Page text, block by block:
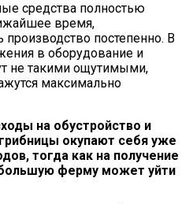
средства полностью
время,
постепенно. В
в оборудование и
не такими ощутимыми,
максимально
на обустройство и
окупают себя уже
тогда как на получение
ферму может уйти